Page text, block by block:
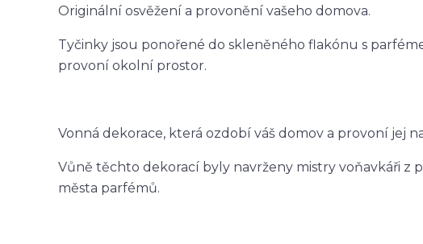
Originální osvěžení a provonění vašeho domova.
Tyčinky jsou ponořené do skleněného flakónu s
provoní okolní prostor.
Vonná dekorace, která ozdobí váš domov a provoní jej
Vůně těchto dekorací byly navrženy mistry voňavkáři z
města parfémů.